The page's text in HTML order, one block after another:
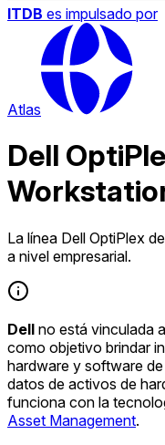
ITDB es impulsado por
Atlas
Dell
La línea Dell OptiPlex
a nivel empresarial.
Dell no está vinculada
como objetivo brindar
hardware y software de
datos de activos de
funciona con la
Asset Management.